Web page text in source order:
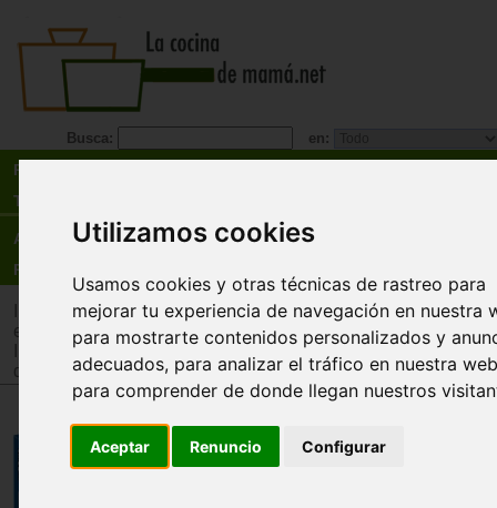
Utilizamos cookies
Usamos cookies y otras técnicas de rastreo para
mejorar tu experiencia de navegación en nuestra
para mostrarte contenidos personalizados y
adecuados, para analizar el tráfico en nuestra
para comprender de donde llegan nuestros
Aceptar Renuncio Configurar
Busca: en:
Recetas
Tienda
Actualidad
Registro
>Tienda>Juguetes infantiles>Juguetes por tipo>
estimulación intelectual y memoria
>Tienda > Juguetes infantiles > Juguetes por edad
de 12 años
Fast Words! Juego de creación
palabras.